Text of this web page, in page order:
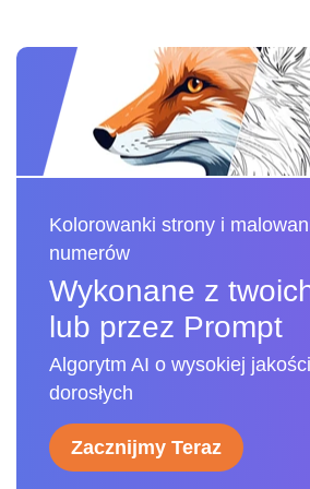
Kolorowanki strony i
numerów
Wykonane z
lub przez Prompt
Algorytm AI o wysokiej
dorosłych
Zacznijmy Teraz